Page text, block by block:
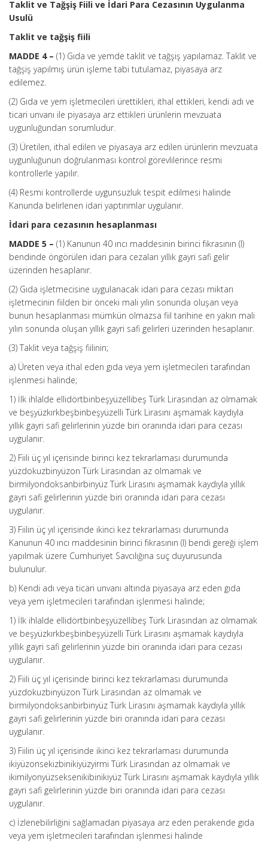
Taklit ve Tağşiş Fiili ve İdari Para Cezasının Uygulanma
Usulü
Taklit ve tağşiş fiili
MADDE 4 – (1) Gıda ve yemde taklit ve tağşiş yapılamaz. Taklit ve
tağşiş yapılmış ürün işleme tabi tutulamaz, piyasaya arz
edilemez.
(2) Gıda ve yem işletmecileri ürettikleri, ithal ettikleri, kendi adı ve
ticari unvanı ile piyasaya arz ettikleri ürünlerin mevzuata
uygunluğundan sorumludur.
(3) Üretilen, ithal edilen ve piyasaya arz edilen ürünlerin mevzuata
uygunluğunun doğrulanması kontrol görevlilerince resmi
kontrollerle yapılır.
(4) Resmi kontrollerde uygunsuzluk tespit edilmesi halinde
Kanunda belirlenen idari yaptırımlar uygulanır.
İdari para cezasının hesaplanması
MADDE 5 – (1) Kanunun 40 ıncı maddesinin birinci fıkrasının (l)
bendinde öngörülen idari para cezaları yıllık gayri safi gelir
üzerinden hesaplanır.
(2) Gıda işletmecisine uygulanacak idari para cezası miktarı
işletmecinin fiilden bir önceki mali yılın sonunda oluşan veya
bunun hesaplanması mümkün olmazsa fiil tarihine en yakın mali
yılın sonunda oluşan yıllık gayri safi gelirleri üzerinden hesaplanır.
(3) Taklit veya tağşiş fiilinin;
a) Üreten veya ithal eden gıda veya yem işletmecileri tarafından
işlenmesi halinde;
1) İlk ihlalde ellidörtbinbeşyüzellibeş Türk Lirasından az olmamak
ve beşyüzkırkbeşbinbeşyüzelli Türk Lirasını aşmamak kaydıyla
yıllık gayri safi gelirlerinin yüzde biri oranında idari para cezası
uygulanır.
2) Fiili üç yıl içerisinde birinci kez tekrarlaması durumunda
yüzdokuzbinyüzon Türk Lirasından az olmamak ve
birmilyondoksanbirbinyüz Türk Lirasını aşmamak kaydıyla yıllık
gayri safi gelirlerinin yüzde biri oranında idari para cezası
uygulanır.
3) Fiilin üç yıl içerisinde ikinci kez tekrarlaması durumunda
Kanunun 40 ıncı maddesinin birinci fıkrasının (l) bendi gereği işlem
yapılmak üzere Cumhuriyet Savcılığına suç duyurusunda
bulunulur.
b) Kendi adı veya ticari unvanı altında piyasaya arz eden gıda
veya yem işletmecileri tarafından işlenmesi halinde;
1) İlk ihlalde ellidörtbinbeşyüzellibeş Türk Lirasından az olmamak
ve beşyüzkırkbeşbinbeşyüzelli Türk Lirasını aşmamak kaydıyla
yıllık gayri safi gelirlerinin yüzde biri oranında idari para cezası
uygulanır.
2) Fiili üç yıl içerisinde birinci kez tekrarlaması durumunda
yüzdokuzbinyüzon Türk Lirasından az olmamak ve
birmilyondoksanbirbinyüz Türk Lirasını aşmamak kaydıyla yıllık
gayri safi gelirlerinin yüzde biri oranında idari para cezası
uygulanır.
3) Fiilin üç yıl içerisinde ikinci kez tekrarlaması durumunda
ikiyüzonsekizbinikiyüzyirmi Türk Lirasından az olmamak ve
ikimilyonyüzseksenikibinikiyüz Türk Lirasını aşmamak kaydıyla yıllık
gayri safi gelirlerinin yüzde biri oranında idari para cezası
uygulanır.
c) İzlenebilirliğini sağlamadan piyasaya arz eden perakende gıda
veya yem işletmecileri tarafından işlenmesi halinde